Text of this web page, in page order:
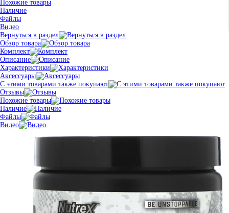
Похожие товары
Наличие
Файлы
Видео
Вернуться в раздел
Обзор товара
Комплект
Описание
Характеристики
Аксессуары
С этими товарами также покупают
Отзывы
Похожие товары
Наличие
Файлы
Видео